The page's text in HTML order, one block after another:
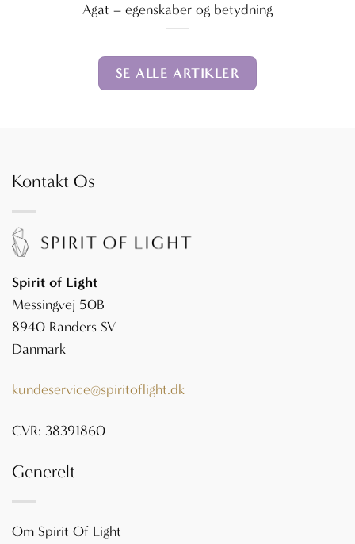
Agat – egenskaber og betydning
SE ALLE ARTIKLER
Kontakt Os
Spirit of Light
Messingvej 50B
8940 Randers SV
Danmark
kundeservice@spiritoflight.dk
CVR: 38391860
Generelt
Om Spirit Of Light